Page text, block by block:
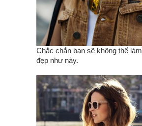
Chắc chắn bạn sẽ không thể
đẹp như này.